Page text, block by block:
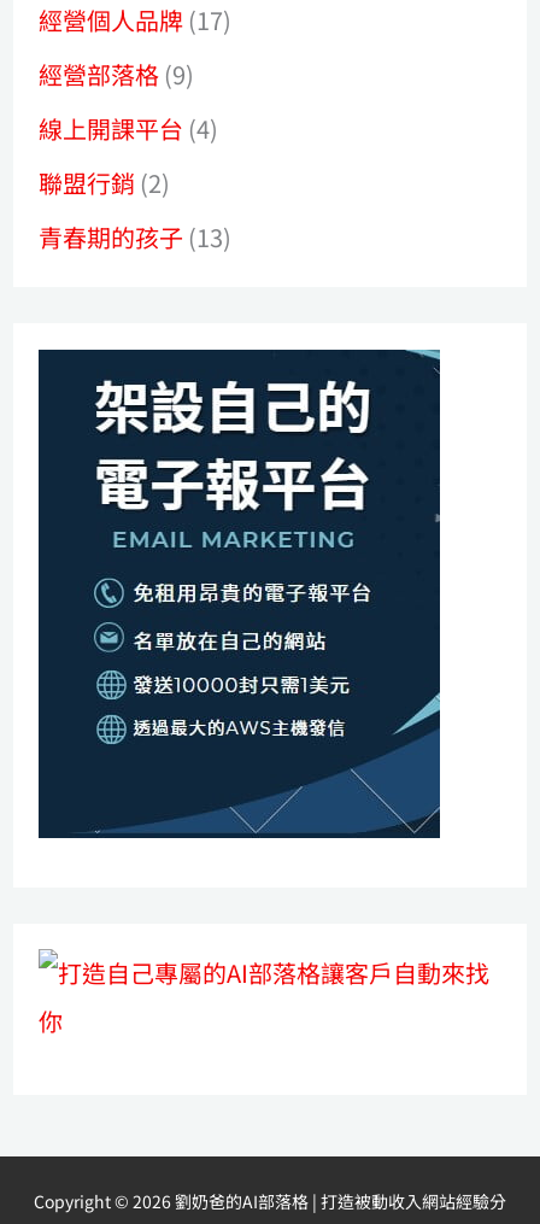
經營個人品牌 (17)
經營部落格 (9)
線上開課平台 (4)
聯盟行銷 (2)
青春期的孩子 (13)
Copyright © 2026 劉奶爸的AI部落格 | 打造被動收入網站經驗分